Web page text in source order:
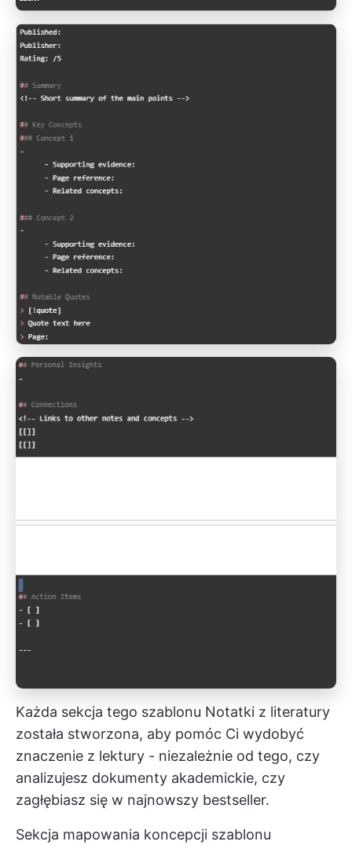
Każda sekcja tego szablonu Notatki z literatury
została stworzona, aby pomóc Ci wydobyć
znaczenie z lektury - niezależnie od tego, czy
analizujesz dokumenty akademickie, czy
zagłębiasz się w najnowszy bestseller.
Sekcja mapowania koncepcji szablonu